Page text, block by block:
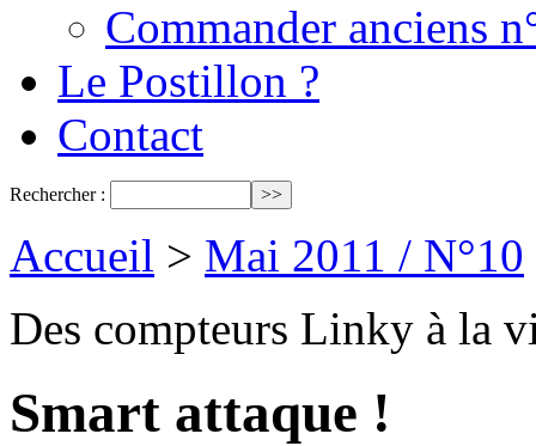
Commander anciens
Le Postillon ?
Contact
Rechercher :
Accueil > Mai 2011 / N°10
Des compteurs Linky à la
Smart attaque !